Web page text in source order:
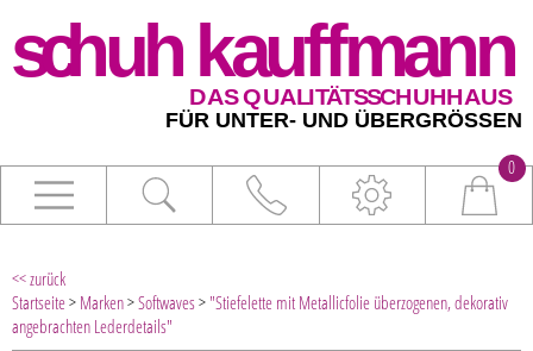
0
<< zurück
Startseite> Marken>Softwaves> "Stiefelette mit Metallicfolie überzogenen, dekorativ
angebrachten Lederdetails"